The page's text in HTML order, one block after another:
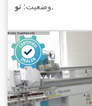
وضعیت: نو ,